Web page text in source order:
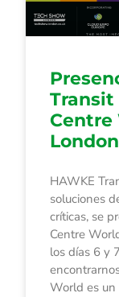
Transit
Centre
London
HAWKE
soluciones
críticas, se
Centre
los días 6 y
World es